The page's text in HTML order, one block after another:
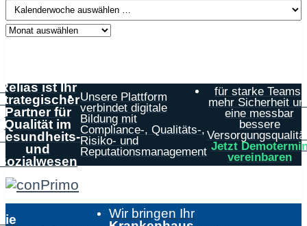
ist Ihr
Partner für
Qualität im
und
Unsere Plattform
verbindet digitale
Bildung mit
Compliance-, Qualitäts-,
Risiko- und
Reputationsmanagement
für starke Teams,
mehr Sicherheit
eine messbar
bessere
Jetzt
vereinbaren
Wir bringen Ihr